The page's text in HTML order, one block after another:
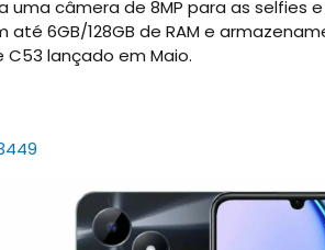
uma câmera de 8MP para as selfies
até 6GB/128GB de RAM e
C53 lançado em Maio.